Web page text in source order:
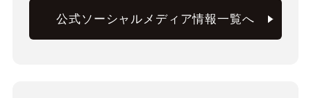
公式ソーシャルメディア情報一覧へ